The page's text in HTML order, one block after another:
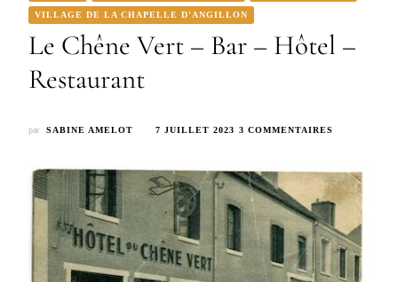
VILLAGE DE LA CHAPELLE D'ANGILLON
Le Chêne Vert – Bar – Hôtel –
Restaurant
par SABINE AMELOT 7 JUILLET 2023 3 COMMENTAIRES
VERT
BAR
–
HÔTEL